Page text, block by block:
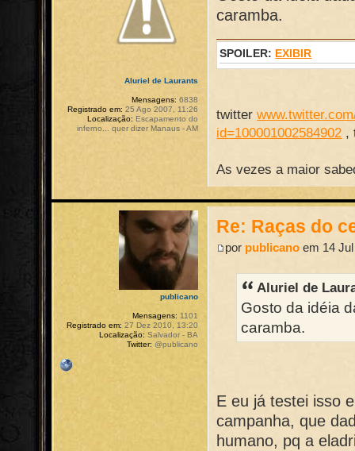
caramba.
SPOILER: EXIBIR
twitter
id=100001002584902 ,
As vezes a maior
Aluriel de Laurants
Mensagens: 6838
Registrado em: 25 Ago 2007, 11:26
Localização: Escapamento do
inferno... quer dizer Manaus - AM
Re: Raças do
por publicano em 14
Aluriel de
Gosto da idéia
caramba.
E eu já testei isso
campanha, que
humano, pq a
publicano
Mensagens: 1101
Registrado em: 27 Dez 2010, 13:20
Localização: Salvador - BA
Twitter: @publicano